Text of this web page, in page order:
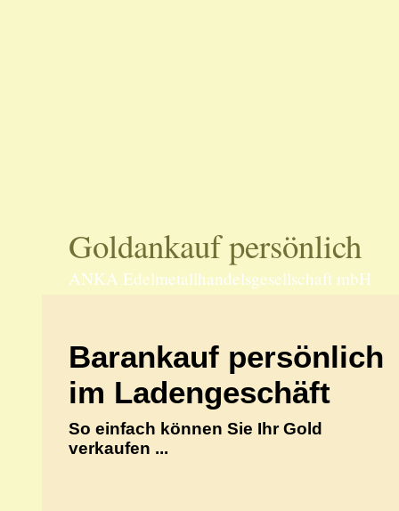
Goldankauf persönlich
ANKA Edelmetallhandelsgesellschaft mbH
Barankauf persönlich
im Ladengeschäft
So einfach können Sie Ihr Gold
verkaufen ...